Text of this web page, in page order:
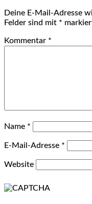
Deine E-Mail-Adresse
Felder sind mit *
Kommentar *
Name *
E-Mail-Adresse *
Website